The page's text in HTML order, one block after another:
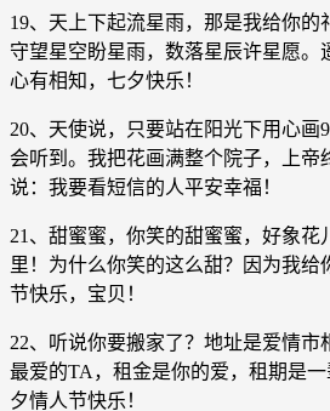
19、天上下起流星雨，那是我给你的
守望星空盼星雨，数落星辰许星愿。
心有相知，七夕快乐！
20、天使说，只要站在阳光下用心画
会听到。我把花画满整个院子，上帝
说：我要看短信的人平安幸福！
21、甜蜜蜜，你笑的甜蜜蜜，好象花
里！为什么你笑的这么甜？因为我给
节快乐，宝贝！
22、听说你要搬家了？地址是爱情市
最爱的TA，租金是你的爱，租期是
夕情人节快乐！